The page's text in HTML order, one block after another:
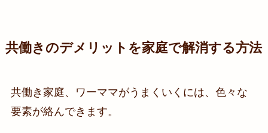
共働きのデメリットを家庭で解消する方法
共働き家庭、ワーママがうまくいくには、色々な
要素が絡んできます。